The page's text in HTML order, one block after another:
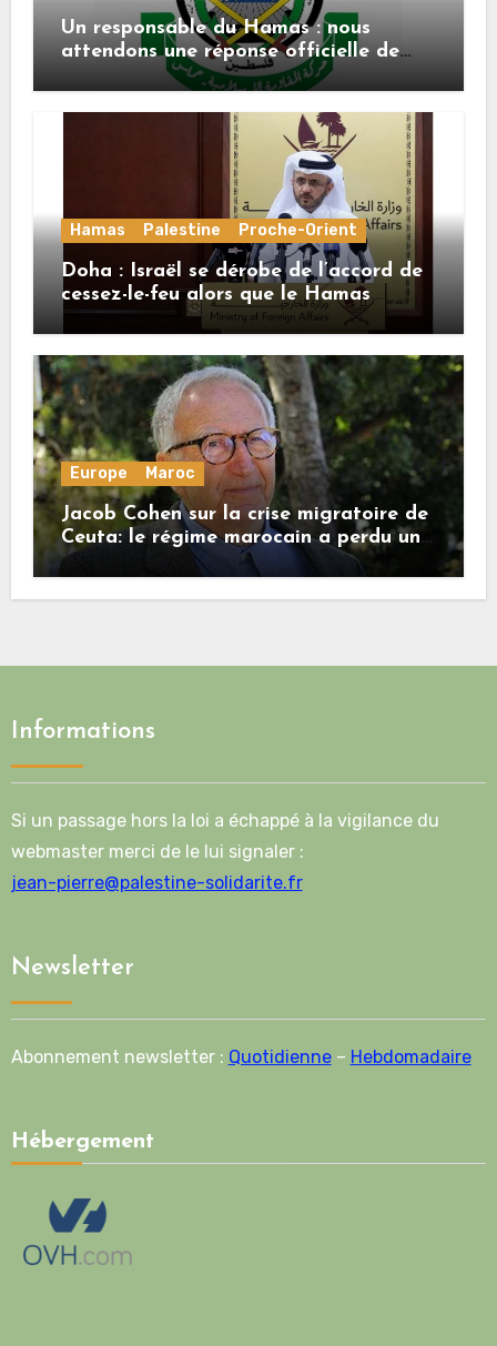
Un responsable du Hamas : nous
attendons une réponse officielle de
Mladenov concernant la feuille de
route de la deuxième phase de l’accord
Hamas Palestine Proche-Orient
Doha : Israël se dérobe de l’accord de
cessez-le-feu alors que le Hamas
honore ses engagements
Europe Maroc
Jacob Cohen sur la crise migratoire de
Ceuta: le régime marocain a perdu une
bonne part de sa crédibilité vis-à-vis
de l’Union européenne
Informations
Si un passage hors la loi a échappé à la vigilance du
webmaster merci de le lui signaler :
jean-pierre@palestine-solidarite.fr
Newsletter
Abonnement newsletter : Quotidienne– Hebdomadaire
Hébergement